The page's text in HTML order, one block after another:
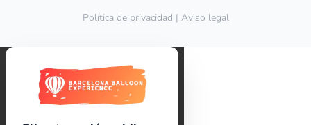
Política de privacidad | Aviso legal